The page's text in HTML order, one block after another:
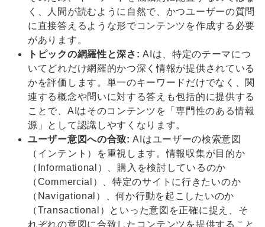
く、人間が読むように自然で、かつユーザーの質問
に直接答えるような形でコンテンツを作成する必要
があります。
トピックの網羅性と深さ: AIは、特定のテーマにつ
いてどれだけ網羅的かつ深く情報が提供されている
かを評価します。単一のキーワードだけでなく、関
連する概念や問いに対する答えも包括的に提供する
ことで、AIはそのコンテンツを「専門性のある情報
源」として認識しやすくなります。
ユーザー意図への合致: AIはユーザーの検索意図
（インテント）を重視します。情報収集が目的か
（Informational）、購入を検討しているのか
（Commercial）、特定のサイトに行きたいのか
（Navigational）、何か行動を起こしたいのか
（Transactional）といった意図を正確に捉え、そ
れぞれの意図に合致したコンテンツを提供すること